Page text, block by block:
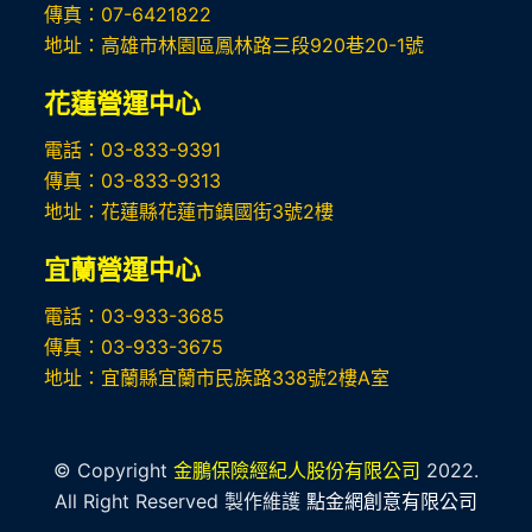
傳真：07-6421822
地址：高雄市林園區鳳林路三段920巷20-1號
花蓮營運中心
電話：03-833-9391
傳真：03-833-9313
地址：花蓮縣花蓮市鎮國街3號2樓
宜蘭營運中心
電話：03-933-3685
傳真：03-933-3675
地址：宜蘭縣宜蘭市民族路338號2樓A室
© Copyright 金鵬保險經紀人股份有限公司 2022.
All Right Reserved 製作維護 點金網創意有限公司